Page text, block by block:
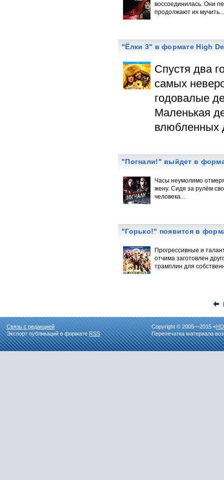
воссоединилась. Они
продолжают их мучить...
"Ёлки 3" в формате High
Спустя два
самых
годовалые
Маленькая
влюбленных
"Погнали!" выйдет в
Часы неумолимо
жену. Сидя за рулём
человека...
"Горько!" появится в
Прогрессивные и
отчима заготовлен
трамплин для
Связь с редакцией
Экспорт публикаций в форматеRSS
Copyright © 2005—2015 «
Перепечатка материала